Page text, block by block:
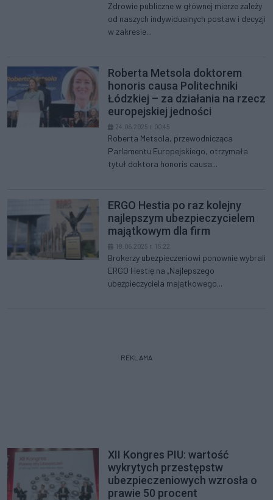
Zdrowie publiczne w głównej mierze zależy
od naszych indywidualnych postaw i decyzji
w zakresie...
Roberta Metsola doktorem
honoris causa Politechniki
Łódzkiej – za działania na rzecz
europejskiej jedności
24.06.2025 r. 00:45
Roberta Metsola, przewodnicząca
Parlamentu Europejskiego, otrzymała
tytuł doktora honoris causa...
ERGO Hestia po raz kolejny
najlepszym ubezpieczycielem
majątkowym dla firm
18.06.2025 r. 15:22
Brokerzy ubezpieczeniowi ponownie wybrali
ERGO Hestię na „Najlepszego
ubezpieczyciela majątkowego...
REKLAMA
XII Kongres PIU: wartość
wykrytych przestępstw
ubezpieczeniowych wzrosła o
prawie 50 procent